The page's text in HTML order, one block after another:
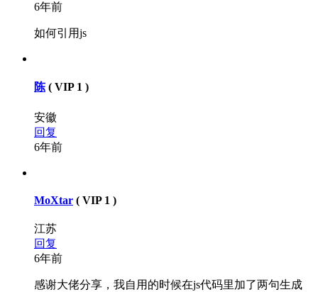
6年前
如何引用js
陈 ( VIP 1 )
安徽
回复
6年前
MoXtar ( VIP 1 )
江苏
回复
6年前
感谢大佬分享，我自用的时候在js代码里加了两句生成